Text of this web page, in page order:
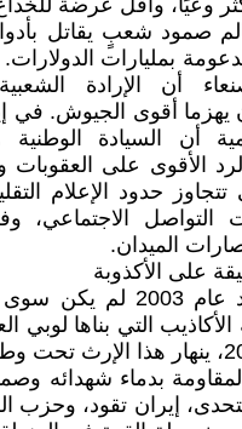
وعيًا، وأقل عرضة
صمود شعبٍ يقاتل
بمليارات الدولارات.
أن الإرادة الشعبية
أقوى الجيوش. في
أن السيادة الوطنية
الأقوى على العقوبات
تتجاوز حدود الإعلام
التواصل الاجتماعي،
الميدان.
على الأكذوبة
ما حدث في بغداد عام
التي بناها لوبي
اليوم، في عام 2025، ينهار هذا الإرث
بدماء شهدائه
إيران تقود، وحزب